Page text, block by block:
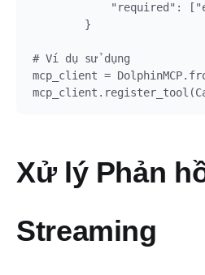
"required":
        }
# Ví dụ sử dụng
mcp_client =
Xử lý Phản
Streaming